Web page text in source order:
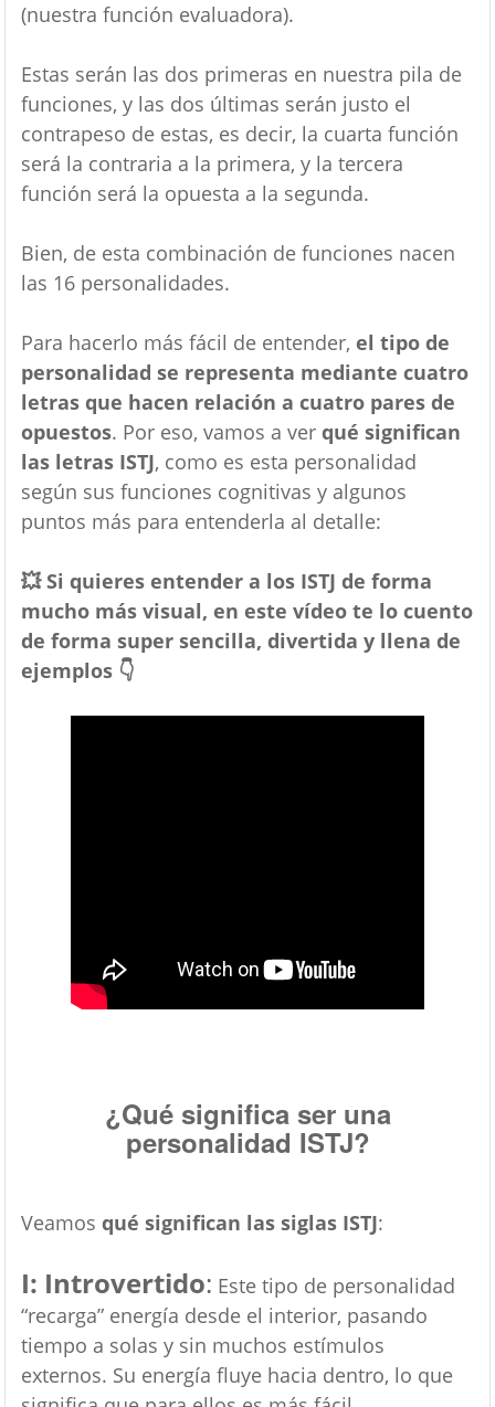
(nuestra función evaluadora).
Estas serán las dos primeras en nuestra pila de
funciones, y las dos últimas serán justo el
contrapeso de estas, es decir, la cuarta función
será la contraria a la primera, y la tercera
función será la opuesta a la segunda.
Bien, de esta combinación de funciones nacen
las 16 personalidades.
Para hacerlo más fácil de entender, el tipo de
personalidad se representa mediante cuatro
letras que hacen relación a cuatro pares de
opuestos. Por eso, vamos a ver qué significan
las letras ISTJ, como es esta personalidad
según sus funciones cognitivas y algunos
puntos más para entenderla al detalle:
💥 Si quieres entender a los ISTJ de forma
mucho más visual, en este vídeo te lo cuento
de forma super sencilla, divertida y llena de
ejemplos 👇
¿Qué significa ser una
personalidad ISTJ?
Veamos qué significan las siglas ISTJ:
I: Introvertido: Este tipo de personalidad
“recarga” energía desde el interior, pasando
tiempo a solas y sin muchos estímulos
externos. Su energía fluye hacia dentro, lo que